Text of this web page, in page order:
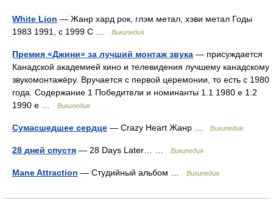
White Lion — Жанр хард рок, глэм метал, хэви метал Годы
1983 1991, с 1999 С …
Википедия
Премия «Джини» за лучший монтаж звука — присуждается
Канадской академией кино и телевидения лучшему канадскому
звукомонтажёру. Вручается с первой церемонии, то есть с 1980
года. Содержание 1 Победители и номинанты 1.1 1980 е 1.2
1990 е …
Википедия
Сумасшедшее сердце — Crazy Heart Жанр … Википедия
28 дней спустя — 28 Days Later… … Википедия
Mane Attraction — Студийный альбом … Википедия